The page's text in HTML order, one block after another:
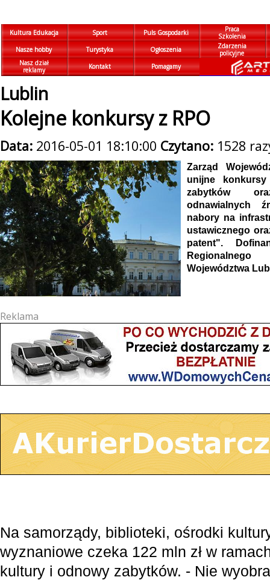
Kultura Edukacja Sport Puls Gospodarki
Praca
Szkolenia
Nasze hobby
Turystyka Ogłoszenia
Zdarzenia
policyjne
Nasz dział
reklamy
Kontakt Pomagamy
Lublin
Kolejne konkursy z RPO
Data: 2016-05-01 18:10:00 Czytano: 1528
Zarząd
unijne
zabytków
odnawialnych
nabory na
ustawicznego
patent".
Województwa
Reklama
Na samorządy, biblioteki, ośrodki
wyznaniowe czeka 122 mln zł w
kultury i odnowy zabytków. - Nie